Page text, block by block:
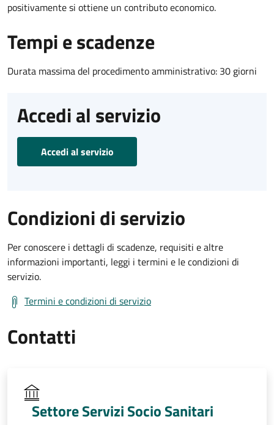
positivamente si ottiene un contributo economico.
Tempi e scadenze
Durata massima del procedimento amministrativo: 30 giorni
Accedi al servizio
Accedi al servizio
Condizioni di servizio
Per conoscere i dettagli di scadenze, requisiti e altre
informazioni importanti, leggi i termini e le condizioni di
servizio.
Termini e condizioni di servizio
Contatti
Settore Servizi Socio Sanitari